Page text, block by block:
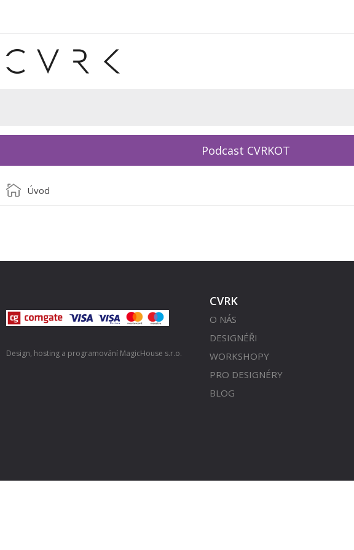
Podcast CVRKOT
Úvod
Design, hosting a programování MagicHouse s.r.o.
CVRK
O NÁS
DESIGNÉŘI
WORKSHOPY
PRO DESIGNÉRY
BLOG